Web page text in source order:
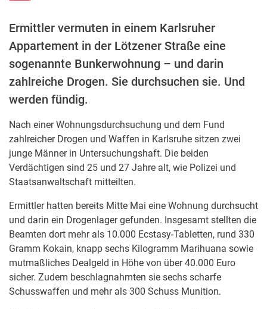
Ermittler vermuten in einem Karlsruher
Appartement in der Lötzener Straße eine
sogenannte Bunkerwohnung – und darin
zahlreiche Drogen. Sie durchsuchen sie. Und
werden fündig.
Nach einer Wohnungsdurchsuchung und dem Fund
zahlreicher Drogen und Waffen in Karlsruhe sitzen zwei
junge Männer in Untersuchungshaft. Die beiden
Verdächtigen sind 25 und 27 Jahre alt, wie Polizei und
Staatsanwaltschaft mitteilten.
Ermittler hatten bereits Mitte Mai eine Wohnung durchsucht
und darin ein Drogenlager gefunden. Insgesamt stellten die
Beamten dort mehr als 10.000 Ecstasy-Tabletten, rund 330
Gramm Kokain, knapp sechs Kilogramm Marihuana sowie
mutmaßliches Dealgeld in Höhe von über 40.000 Euro
sicher. Zudem beschlagnahmten sie sechs scharfe
Schusswaffen und mehr als 300 Schuss Munition.